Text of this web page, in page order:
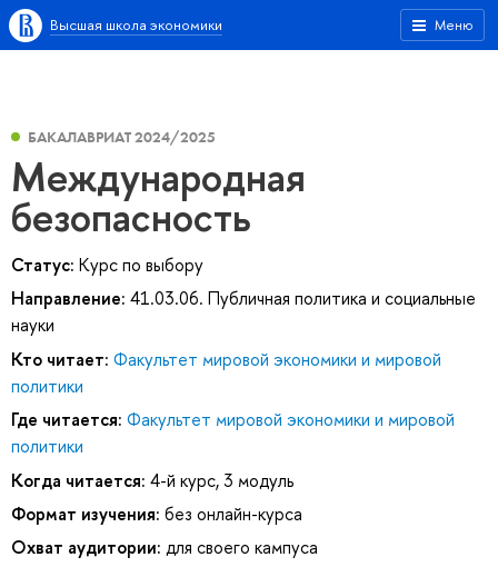
Меню
Высшая школа экономики
БАКАЛАВРИАТ 2024/2025
Международная
безопасность
Статус: Курс по выбору
Направление: 41.03.06. Публичная политика и социальные
науки
Кто читает: Факультет мировой экономики и мировой
политики
Где читается: Факультет мировой экономики и мировой
политики
Когда читается: 4-й курс, 3 модуль
Формат изучения: без онлайн-курса
Охват аудитории: для своего кампуса